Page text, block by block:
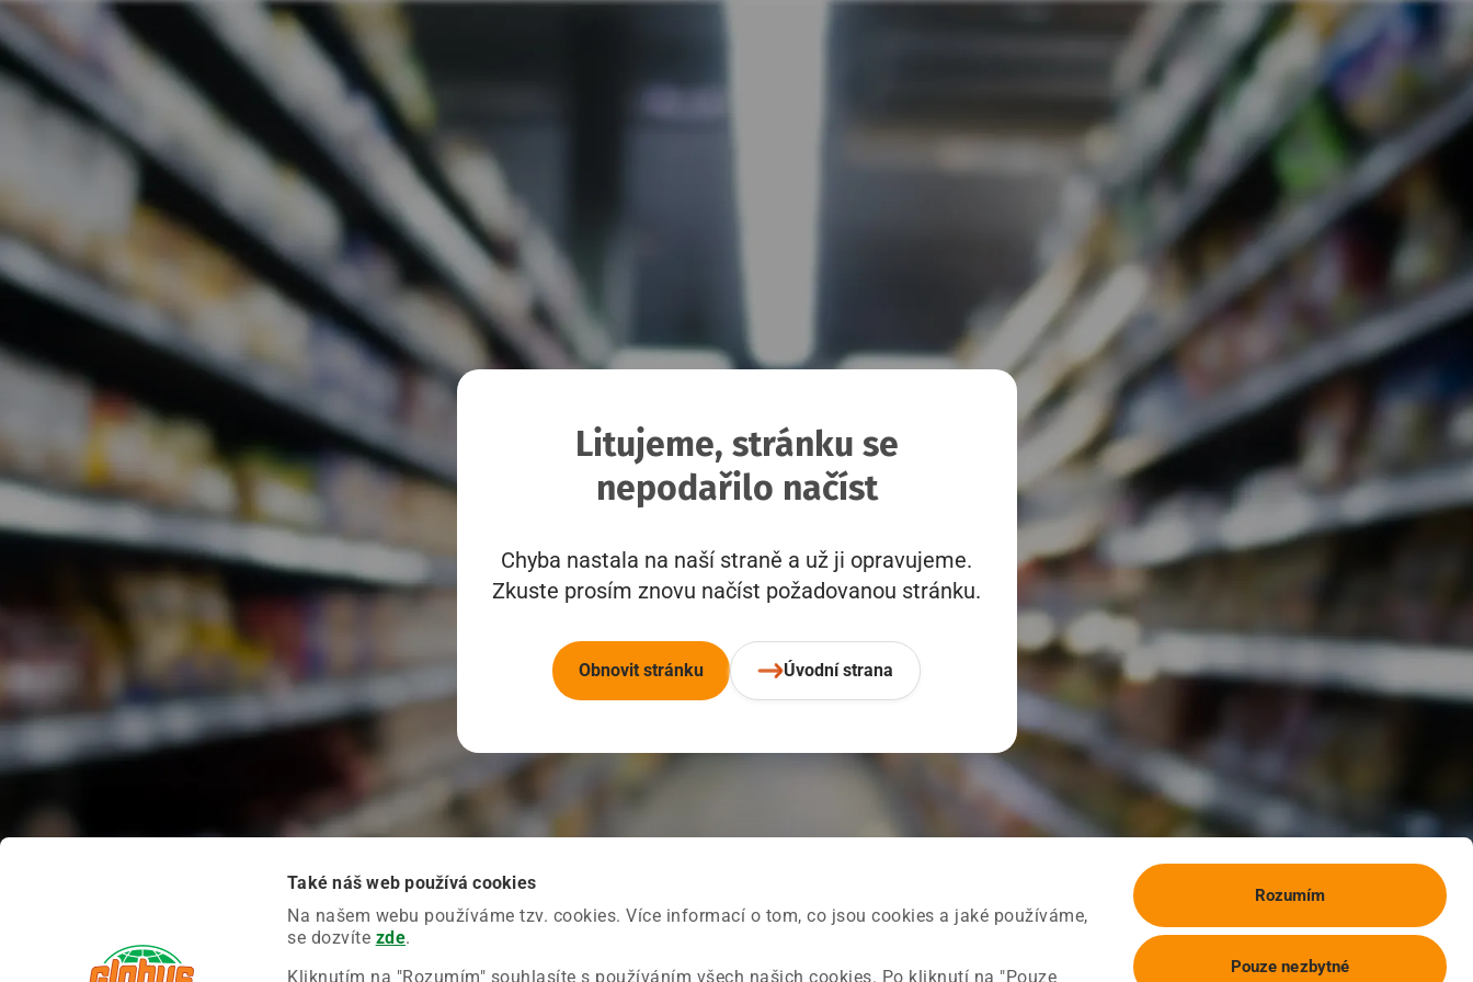
Také náš web používá cookies
Na našem webu používáme tzv. cookies. Více informací o tom, co jsou cookies a jaké používáme,
se dozvíte zde.
Kliknutím na "Rozumím" souhlasíte s používáním všech našich cookies. Po kliknutí na "Pouze
Rozumím
Pouze nezbytné
Litujeme, stránku se
nepodařilo načíst
Chyba nastala na naší straně a už ji opravujeme.
Zkuste prosím znovu načíst požadovanou stránku.
Obnovit stránku Úvodní strana